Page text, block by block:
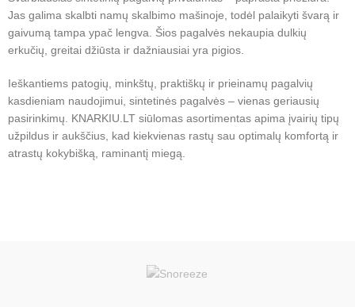
Jas galima skalbti namų skalbimo mašinoje, todėl palaikyti švarą ir
gaivumą tampa ypač lengva. Šios pagalvės nekaupia dulkių
erkučių, greitai džiūsta ir dažniausiai yra pigios.
Ieškantiems patogių, minkštų, praktiškų ir prieinamų pagalvių
kasdieniam naudojimui, sintetinės pagalvės – vienas geriausių
pasirinkimų. KNARKIU.LT siūlomas asortimentas apima įvairių tipų
užpildus ir aukščius, kad kiekvienas rastų sau optimalų komfortą ir
atrastų kokybišką, raminantį miegą.